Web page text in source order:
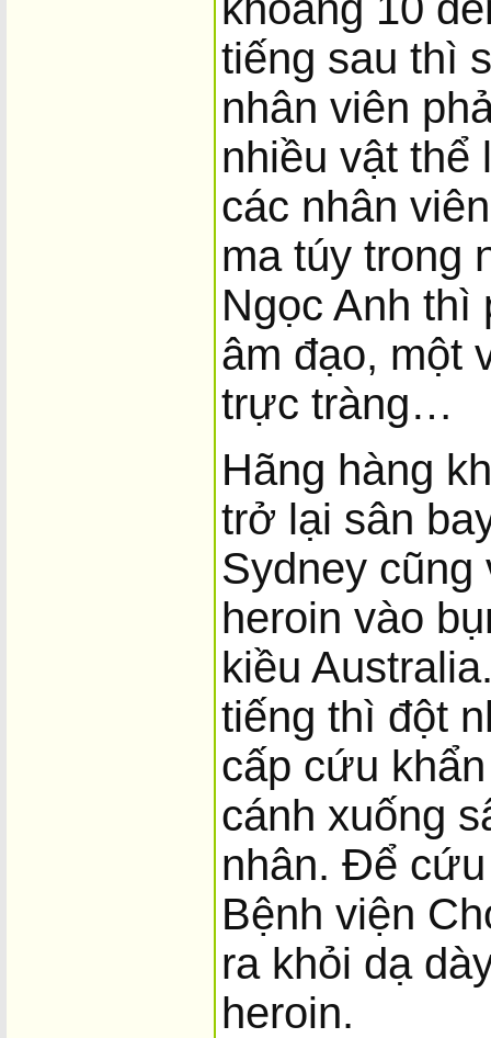
tiếng sau thì
nhân viên
nhiều vật thể
các nhân
ma túy trong
Ngọc Anh thì
âm đạo, một
trực tràng…
Hãng hàng
trở lại sân
Sydney
heroin vào
kiều
tiếng thì đột
cấp cứu
cánh xuống
nhân. Để
Bệnh viện
ra khỏi dạ
heroin.